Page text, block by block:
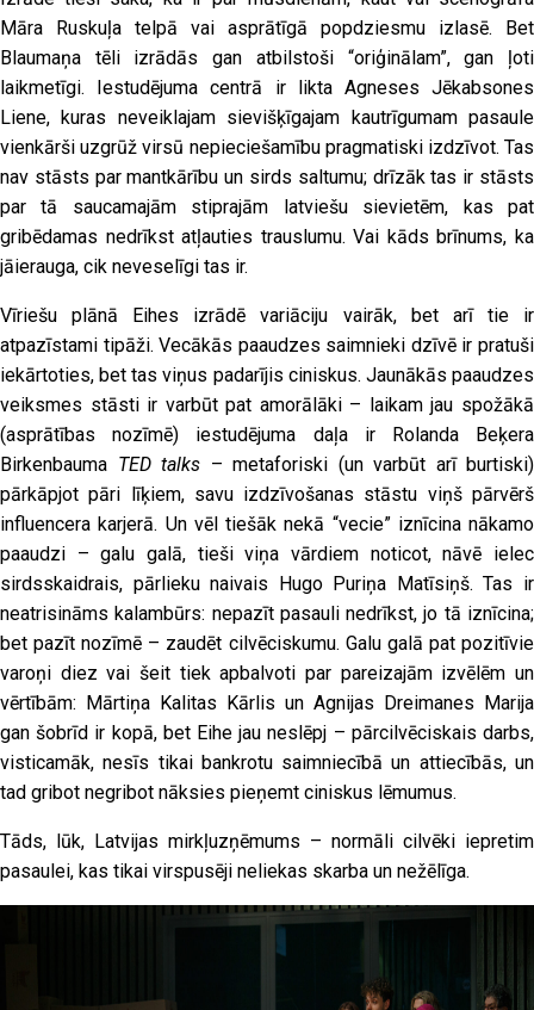
Māra Ruskuļa telpā vai asprātīgā popdziesmu izlasē. Bet
Blaumaņa tēli izrādās gan atbilstoši “oriģinālam”, gan ļoti
laikmetīgi. Iestudējuma centrā ir likta Agneses Jēkabsones
Liene, kuras neveiklajam sievišķīgajam kautrīgumam pasaule
vienkārši uzgrūž virsū nepieciešamību pragmatiski izdzīvot. Tas
nav stāsts par mantkārību un sirds saltumu; drīzāk tas ir stāsts
par tā saucamajām stiprajām latviešu sievietēm, kas pat
gribēdamas nedrīkst atļauties trauslumu. Vai kāds brīnums, ka
jāierauga, cik neveselīgi tas ir.
Vīriešu plānā Eihes izrādē variāciju vairāk, bet arī tie ir
atpazīstami tipāži. Vecākās paaudzes saimnieki dzīvē ir pratuši
iekārtoties, bet tas viņus padarījis ciniskus. Jaunākās paaudzes
veiksmes stāsti ir varbūt pat amorālāki – laikam jau spožākā
(asprātības nozīmē) iestudējuma daļa ir Rolanda Beķera
Birkenbauma TED talks – metaforiski (un varbūt arī burtiski)
pārkāpjot pāri līķiem, savu izdzīvošanas stāstu viņš pārvērš
influencera karjerā. Un vēl tiešāk nekā “vecie” iznīcina nākamo
paaudzi – galu galā, tieši viņa vārdiem noticot, nāvē ielec
sirdsskaidrais, pārlieku naivais Hugo Puriņa Matīsiņš. Tas ir
neatrisināms kalambūrs: nepazīt pasauli nedrīkst, jo tā iznīcina;
bet pazīt nozīmē – zaudēt cilvēciskumu. Galu galā pat pozitīvie
varoņi diez vai šeit tiek apbalvoti par pareizajām izvēlēm un
vērtībām: Mārtiņa Kalitas Kārlis un Agnijas Dreimanes Marija
gan šobrīd ir kopā, bet Eihe jau neslēpj – pārcilvēciskais darbs,
visticamāk, nesīs tikai bankrotu saimniecībā un attiecībās, un
tad gribot negribot nāksies pieņemt ciniskus lēmumus.
Tāds, lūk, Latvijas mirkļuzņēmums – normāli cilvēki iepretim
pasaulei, kas tikai virspusēji neliekas skarba un nežēlīga.